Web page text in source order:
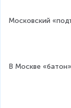
Московский
В Москве